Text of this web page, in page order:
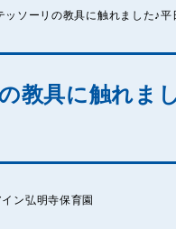
ッソーリの教具に触れました♪平
教具に触れま
イン弘明寺保育園